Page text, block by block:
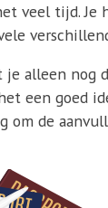
veel tijd.
je alleen nog
een goed
om de